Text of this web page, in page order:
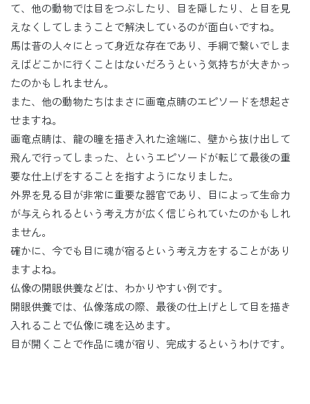
て、他の動物では目をつぶしたり、目を隠したり、と目を見
えなくしてしまうことで解決しているのが面白いですね。
馬は昔の人々にとって身近な存在であり、手綱で繋いでしま
えばどこかに行くことはないだろうという気持ちが大きかっ
たのかもしれません。
また、他の動物たちはまさに画竜点睛のエピソードを想起さ
せますね。
画竜点睛は、龍の瞳を描き入れた途端に、壁から抜け出して
飛んで行ってしまった、というエピソードが転じて最後の重
要な仕上げをすることを指すようになりました。
外界を見る目が非常に重要な器官であり、目によって生命力
が与えられるという考え方が広く信じられていたのかもしれ
ません。
確かに、今でも目に魂が宿るという考え方をすることがあり
ますよね。
仏像の開眼供養などは、わかりやすい例です。
開眼供養では、仏像落成の際、最後の仕上げとして目を描き
入れることで仏像に魂を込めます。
目が開くことで作品に魂が宿り、完成するというわけです。